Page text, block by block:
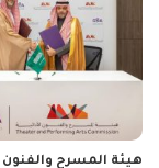
هيئة المسرح والفنون